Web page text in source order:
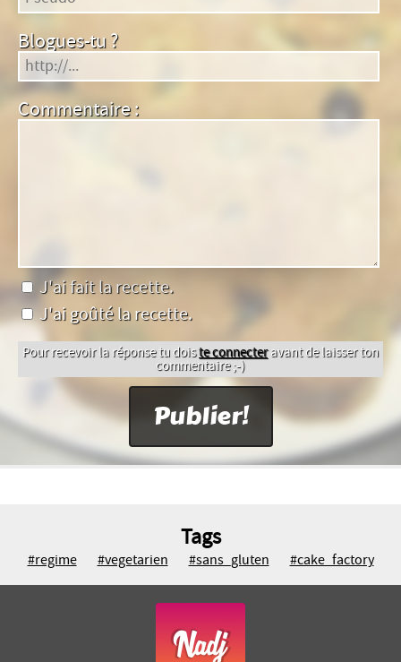
Blogues-tu ?
Commentaire :
J'ai fait la recette.
J'ai goûté la recette.
Pour recevoir la réponse tu doiste connecteravant de laisser ton
commentaire ;-)
Tags
#regime #vegetarien #sans_gluten #cake_factory